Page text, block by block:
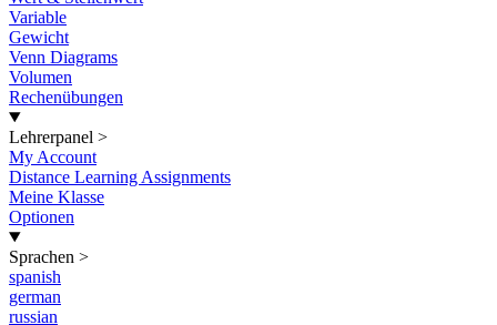
Variable
Gewicht
Venn Diagrams
Volumen
Rechenübungen
Lehrerpanel >
My Account
Distance Learning Assignments
Meine Klasse
Optionen
Sprachen >
spanish
german
russian